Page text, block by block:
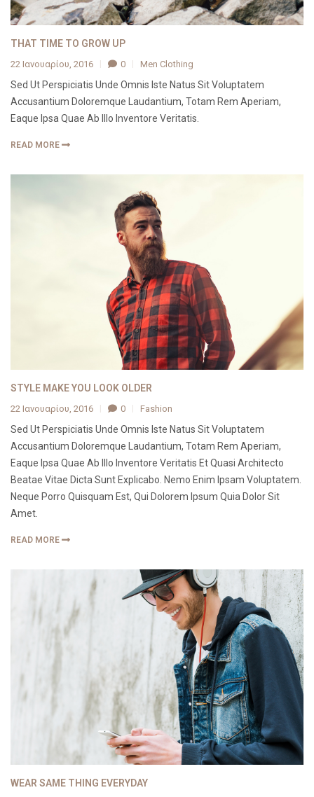
THAT TIME TO GROW UP
22 Ιανουαρίου, 2016 0 Men Clothing
Sed Ut Perspiciatis Unde Omnis Iste Natus Sit Voluptatem
Accusantium Doloremque Laudantium, Totam Rem Aperiam,
Eaque Ipsa Quae Ab Illo Inventore Veritatis.
READ MORE
STYLE MAKE YOU LOOK OLDER
22 Ιανουαρίου, 2016 0 Fashion
Sed Ut Perspiciatis Unde Omnis Iste Natus Sit Voluptatem
Accusantium Doloremque Laudantium, Totam Rem Aperiam,
Eaque Ipsa Quae Ab Illo Inventore Veritatis Et Quasi Architecto
Beatae Vitae Dicta Sunt Explicabo. Nemo Enim Ipsam Voluptatem.
Neque Porro Quisquam Est, Qui Dolorem Ipsum Quia Dolor Sit
Amet.
READ MORE
WEAR SAME THING EVERYDAY